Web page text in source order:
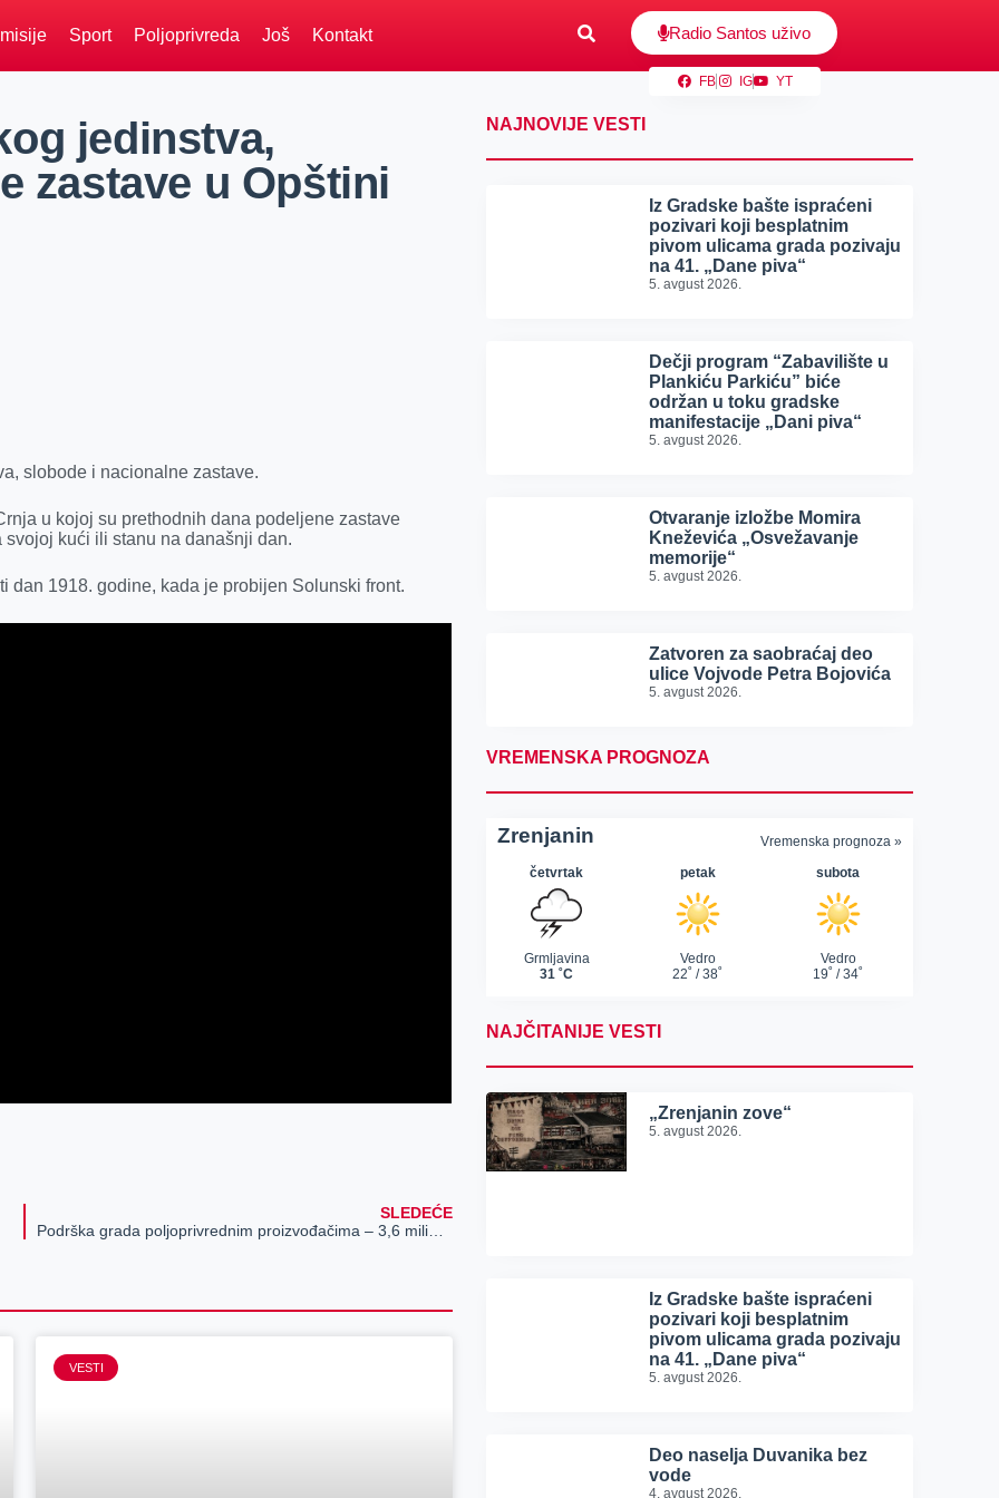
Sport Poljoprivreda Još Kontakt Radio Santos uživo
FB IG YT
jedinstva,
zastave u Opštini
slobode i nacionalne zastave.
u kojoj su prethodnih dana podeljene zastave
kući ili stanu na današnji dan.
dan 1918. godine, kada je probijen Solunski front.
SLEDEĆE
Podrška grada poljoprivrednim proizvođačima – 3,6 miliona dinara za unapređenje organske proizvodnje i opremanje plastenika
VESTI
NAJNOVIJE VESTI
Iz Gradske bašte ispraćeni
pozivari koji besplatnim
pivom ulicama grada pozivaju
na 41. „Dane piva“
5. avgust 2026.
Dečji program “Zabavilište u
Plankiću Parkiću” biće
održan u toku gradske
manifestacije „Dani piva“
5. avgust 2026.
Otvaranje izložbe Momira
Kneževića „Osvežavanje
memorije“
5. avgust 2026.
Zatvoren za saobraćaj deo
ulice Vojvode Petra Bojovića
5. avgust 2026.
VREMENSKA PROGNOZA
NAJČITANIJE VESTI
„Zrenjanin zove“
5. avgust 2026.
Iz Gradske bašte ispraćeni
pozivari koji besplatnim
pivom ulicama grada pozivaju
na 41. „Dane piva“
5. avgust 2026.
Deo naselja Duvanika bez
vode
4. avgust 2026.